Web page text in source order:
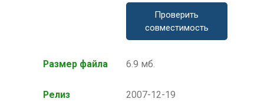
Проверить
совместимость
Размер файла 6.9 мб.
Релиз 2007-12-19